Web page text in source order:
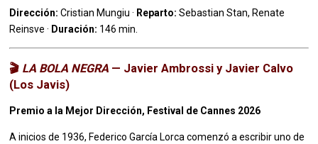
Dirección: Cristian Mungiu · Reparto: Sebastian Stan, Renate
Reinsve · Duración: 146 min.
🎬 LA BOLA NEGRA — Javier Ambrossi y Javier Calvo
(Los Javis)
Premio a la Mejor Dirección, Festival de Cannes 2026
A inicios de 1936, Federico García Lorca comenzó a escribir uno de